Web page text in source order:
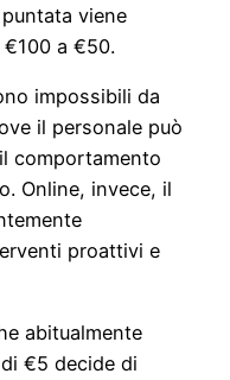
viene
a €50.
impossibili da
il personale può
comportamento
Online, invece, il
proattivi e
abitualmente
€5 decide di